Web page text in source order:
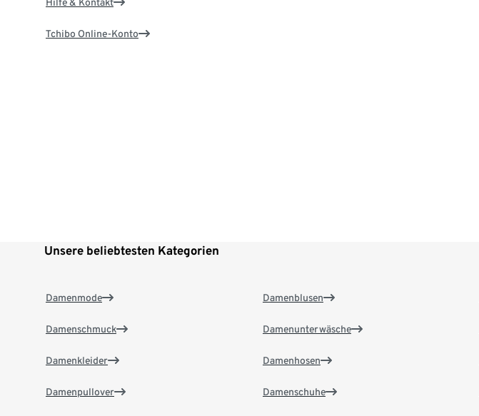
Tchibo Online-Konto
Unsere beliebtesten Kategorien
Damenmode
Damenschmuck
Damenkleider
Damenpullover
Damenblusen
Damenunterwäsche
Damenhosen
Damenschuhe